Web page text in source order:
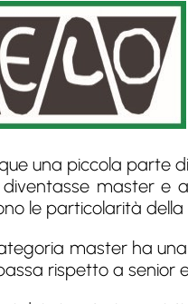
una piccola parte
master e
le particolarità
master ha
rispetto a senior